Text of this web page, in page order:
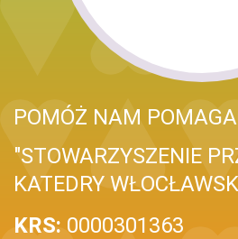
POMÓŻ NAM
"STOWARZYSZENIE
KATEDRY
KRS: 0000301363